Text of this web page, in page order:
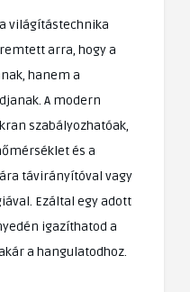
világítástechnika
arra, hogy a
hanem a
A modern
szabályozhatóak,
és a
távirányítóval vagy
Ezáltal egy adott
igazíthatod a
a hangulatodhoz.